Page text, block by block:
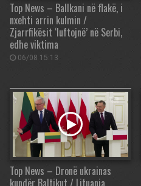
Top News – Ballkani në flakë, i
nxehti arrin kulmin /
Zjarrfikësit ‘luftojnë’ në Serbi,
edhe viktima
06/08 15:13
Top News – Dronë ukrainas
kundër Baltikut / Lituania